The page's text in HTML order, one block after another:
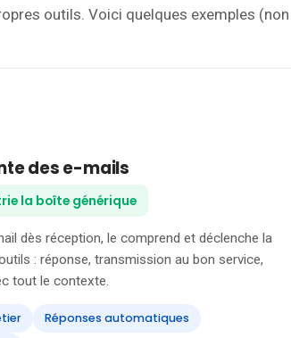
outils. Voici quelques exemples
des e-mails
la boîte générique
dès réception, le comprend et déclenche la
: réponse, transmission au bon service,
tout le contexte.
Réponses automatiques